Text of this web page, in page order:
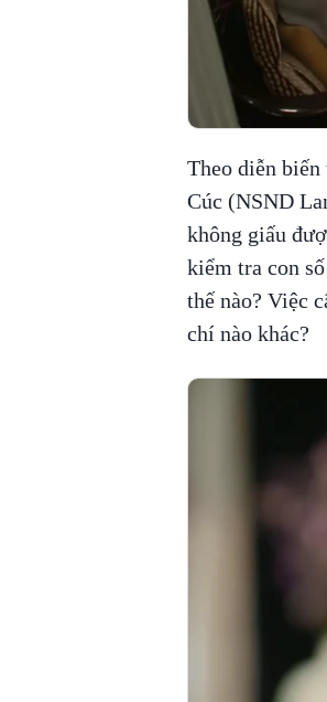
Theo diễn
Cúc (NSND
không giấu
kiểm tra con
thế nào? Việc
chí nào khác?